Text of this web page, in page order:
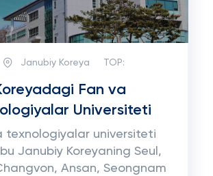
Janubiy Koreya TOP:
Fan va
Universiteti
texnologiyalar universiteti
Janubiy Koreyaning Seul,
Ansan, Seongnam